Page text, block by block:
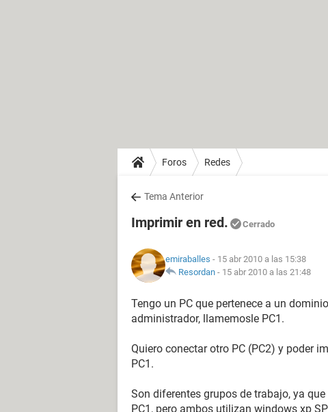
Foros Redes
Tema Anterior
Imprimir en red. Cerrado
emiraballes - 15 abr 2010 a las 15:38
Resordan - 15 abr 2010 a las 21:48
Tengo un PC que pertenece a un
administrador, llamemosle PC1.
Quiero conectar otro PC (PC2) y poder
PC1.
Son diferentes grupos de trabajo, ya
PC1, pero ambos utilizan windows xp